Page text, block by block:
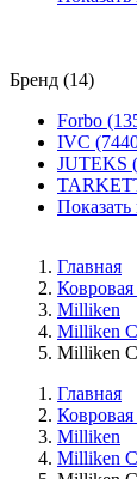
Бренд (14)
Forbo
IVC
JUTEKS
Показать
Главная
Milliken
Milliken
Milliken
Главная
Milliken
Milliken